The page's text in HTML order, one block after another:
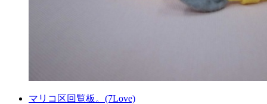
マリコ区回覧板。(7Love)